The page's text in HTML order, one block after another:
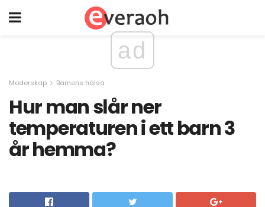
ad
Moderskap Barnens hälsa
Hur man slår ner
temperaturen i ett barn 3
år hemma?